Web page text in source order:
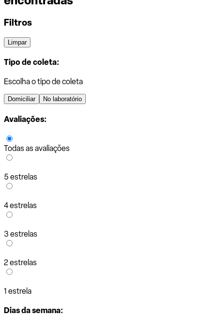
Filtros
Limpar
Tipo de coleta:
Escolha o tipo de coleta
Domiciliar No laboratório
Avaliações:
Todas as avaliações
5 estrelas
4 estrelas
3 estrelas
2 estrelas
1 estrela
Dias da semana: